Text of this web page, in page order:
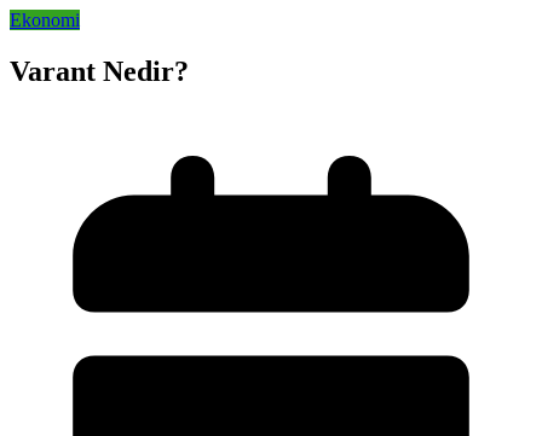
Ekonomi
Varant Nedir?